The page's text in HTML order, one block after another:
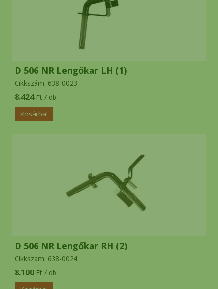
D 506 NR Lengőkar LH (1)
Cikkszám: 638-0023
8.424Ft / db
D 506 NR Lengőkar RH (2)
Cikkszám: 638-0024
8.100 Ft / db
késmeghajtó csapágyakra
eredeti fűnyírókésekre!
ALKO WOLF MTD kések,
kerekek 6 hónap garancia
MTD ékszíj rendelés esetén 2026 július
hónapban 2.000.- engedményt adunk!
*Helyszini átvételre nincs